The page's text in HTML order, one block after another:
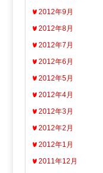
2012年9月
2012年8月
2012年7月
2012年6月
2012年5月
2012年4月
2012年3月
2012年2月
2012年1月
2011年12月